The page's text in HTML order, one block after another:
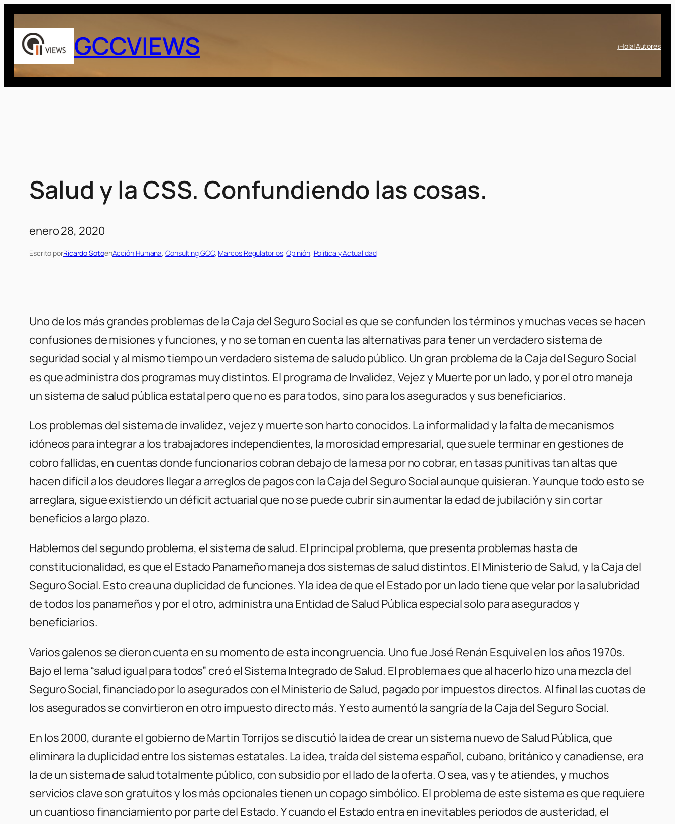
Saltar
contenido
GCCVIEWS ¡Hola!Autores
Salud y la CSS. Confundiendo las cosas.
enero 28, 2020
Escrito porRicardo SotoenAcción Humana, Consulting GCC, Marcos Regulatorios, Opinión, Politica y Actualidad
Uno de los más grandes problemas de la Caja del Seguro Social es que se confunden los términos y muchas veces se hacen
confusiones de misiones y funciones, y no se toman en cuenta las alternativas para tener un verdadero sistema de
seguridad social y al mismo tiempo un verdadero sistema de saludo público. Un gran problema de la Caja del Seguro Social
es que administra dos programas muy distintos. El programa de Invalidez, Vejez y Muerte por un lado, y por el otro maneja
un sistema de salud pública estatal pero que no es para todos, sino para los asegurados y sus beneficiarios.
Los problemas del sistema de invalidez, vejez y muerte son harto conocidos. La informalidad y la falta de mecanismos
idóneos para integrar a los trabajadores independientes, la morosidad empresarial, que suele terminar en gestiones de
cobro fallidas, en cuentas donde funcionarios cobran debajo de la mesa por no cobrar, en tasas punitivas tan altas que
hacen difícil a los deudores llegar a arreglos de pagos con la Caja del Seguro Social aunque quisieran. Y aunque todo esto se
arreglara, sigue existiendo un déficit actuarial que no se puede cubrir sin aumentar la edad de jubilación y sin cortar
beneficios a largo plazo.
Hablemos del segundo problema, el sistema de salud. El principal problema, que presenta problemas hasta de
constitucionalidad, es que el Estado Panameño maneja dos sistemas de salud distintos. El Ministerio de Salud, y la Caja del
Seguro Social. Esto crea una duplicidad de funciones. Y la idea de que el Estado por un lado tiene que velar por la salubridad
de todos los panameños y por el otro, administra una Entidad de Salud Pública especial solo para asegurados y
beneficiarios.
Varios galenos se dieron cuenta en su momento de esta incongruencia. Uno fue José Renán Esquivel en los años 1970s.
Bajo el lema “salud igual para todos” creó el Sistema Integrado de Salud. El problema es que al hacerlo hizo una mezcla del
Seguro Social, financiado por lo asegurados con el Ministerio de Salud, pagado por impuestos directos. Al final las cuotas de
los asegurados se convirtieron en otro impuesto directo más. Y esto aumentó la sangría de la Caja del Seguro Social.
En los 2000, durante el gobierno de Martin Torrijos se discutió la idea de crear un sistema nuevo de Salud Pública, que
eliminara la duplicidad entre los sistemas estatales. La idea, traída del sistema español, cubano, británico y canadiense, era
la de un sistema de salud totalmente público, con subsidio por el lado de la oferta. O sea, vas y te atiendes, y muchos
servicios clave son gratuitos y los más opcionales tienen un copago simbólico. El problema de este sistema es que requiere
un cuantioso financiamiento por parte del Estado. Y cuando el Estado entra en inevitables periodos de austeridad, el